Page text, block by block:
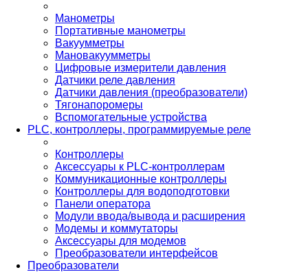
Манометры
Портативные манометры
Вакуумметры
Мановакуумметры
Цифровые измерители давления
Датчики реле давления
Датчики давления (преобразователи)
Тягонапоромеры
Вспомогательные устройства
PLС, контроллеры, программируемые реле
Контроллеры
Аксессуары к PLC-контроллерам
Коммуникационные контроллеры
Контроллеры для водоподготовки
Панели оператора
Модули ввода/вывода и расширения
Модемы и коммутаторы
Аксессуары для модемов
Преобразователи интерфейсов
Преобразователи